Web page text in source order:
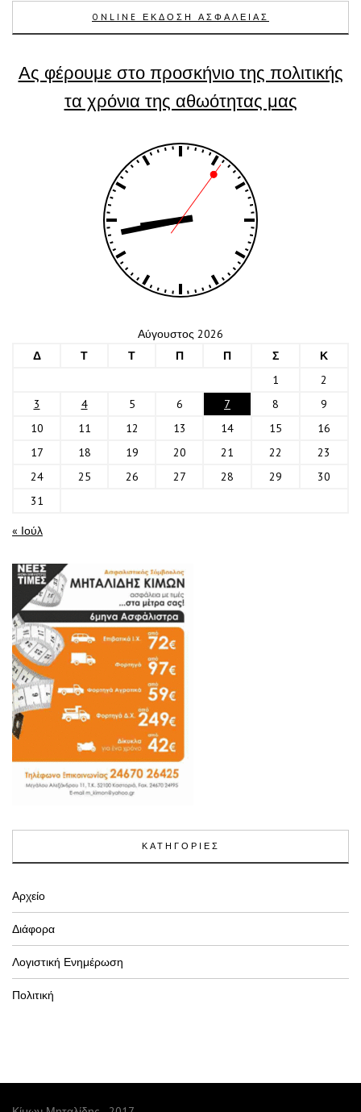
ONLINE ΕΚΔΟΣΗ ΑΣΦΑΛΕΙΑΣ
Ας φέρουμε στο προσκήνιο της πολιτικής
τα χρόνια της αθωότητας μας
Αύγουστος 2026
Δ
Τ Τ Π Π Σ
Κ
1
2
3
4 5 6 7 8
9
10
11 12 13 14 15
16
17
18 19 20 21 22
23
24
25 26 27 28 29
30
31
« Ιούλ
ΚΑΤΗΓΟΡΙΕΣ
Αρχείο
Διάφορα
Λογιστική Ενημέρωση
Πολιτική